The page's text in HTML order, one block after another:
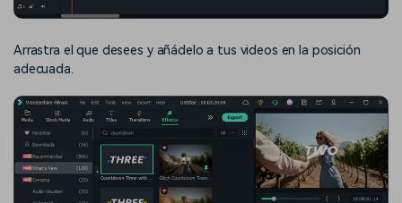
Arrastra el que desees y añádelo a tus videos en la posición
adecuada.